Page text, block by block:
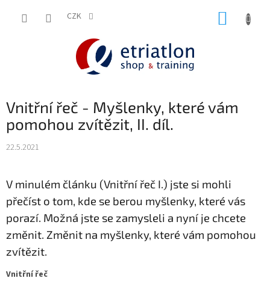
CZK
Vnitřní řeč - Myšlenky, které vám
pomohou zvítězit, II. díl.
22.5.2021
V minulém článku (Vnitřní řeč I.) jste si mohli
přečíst o tom, kde se berou myšlenky, které vás
porazí. Možná jste se zamysleli a nyní je chcete
změnit. Změnit na myšlenky, které vám pomohou
zvítězit.
Vnitřní řeč
shop.etriatlon.cz - Chat